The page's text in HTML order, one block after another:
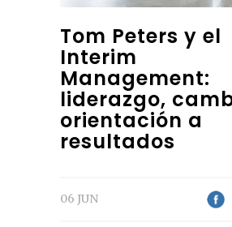
Tom Peters y el
Interim
Management:
liderazgo,
orientación a
resultados
06 JUN